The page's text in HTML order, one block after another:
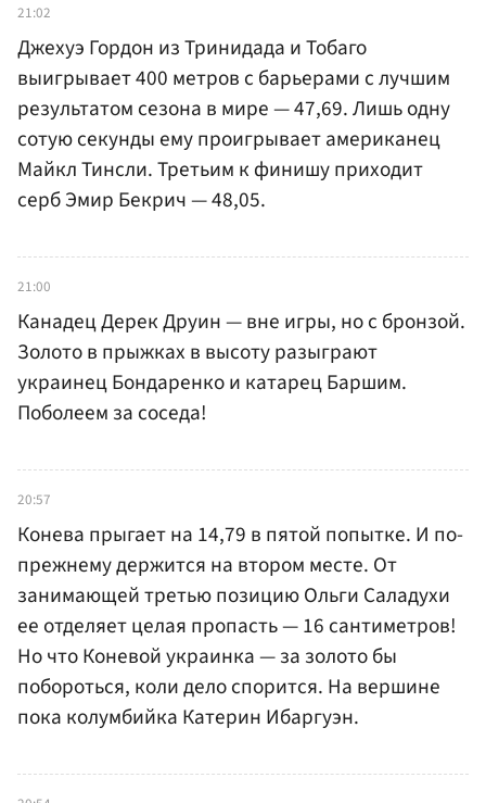
21:02
Джехуэ Гордон из Тринидада и Тобаго
выигрывает 400 метров с барьерами с лучшим
результатом сезона в мире — 47,69. Лишь одну
сотую секунды ему проигрывает американец
Майкл Тинсли. Третьим к финишу приходит
серб Эмир Бекрич — 48,05.
21:00
Канадец Дерек Друин — вне игры, но с бронзой.
Золото в прыжках в высоту разыграют
украинец Бондаренко и катарец Баршим.
Поболеем за соседа!
20:57
Конева прыгает на 14,79 в пятой попытке. И по-
прежнему держится на втором месте. От
занимающей третью позицию Ольги Саладухи
ее отделяет целая пропасть — 16 сантиметров!
Но что Коневой украинка — за золото бы
побороться, коли дело спорится. На вершине
пока колумбийка Катерин Ибаргуэн.